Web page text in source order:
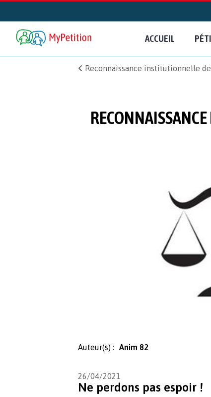
ACCUEIL
Reconnaissance institutionnelle
Auteur(s) : Anim 82
26/04/2021
Ne perdons pas espoir !